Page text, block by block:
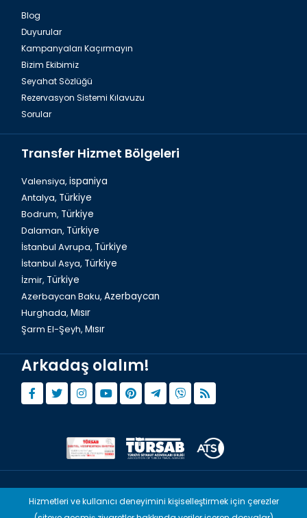
Antalya Havalimanı Belek Transfer Hizmetleri
Türkiye`de Yeşil Kanyon Turu
Blog
Duyurular
Kampanyaları Kaçırmayın
Bizim Ekibimiz
Seyahat Sözlüğü
Rezervasyon Sistemi Kılavuzu
Sorular
Transfer Hizmet Bölgeleri
Valensiya, ispaniya
Antalya, Türkiye
Bodrum, Türkiye
Dalaman, Türkiye
İstanbul Avrupa, Türkiye
İstanbul Asya, Türkiye
İzmir, Türkiye
Azerbaycan Baku, Azerbaycan
Hurghada, Mısır
Şarm El-Şeyh, Mısır
Arkadaş olalım!
© Copyright 2015 - 2026, Tourwix.de
Hizmetleri ve kullanıcı deneyimini kişiselleştirmek için çerezler